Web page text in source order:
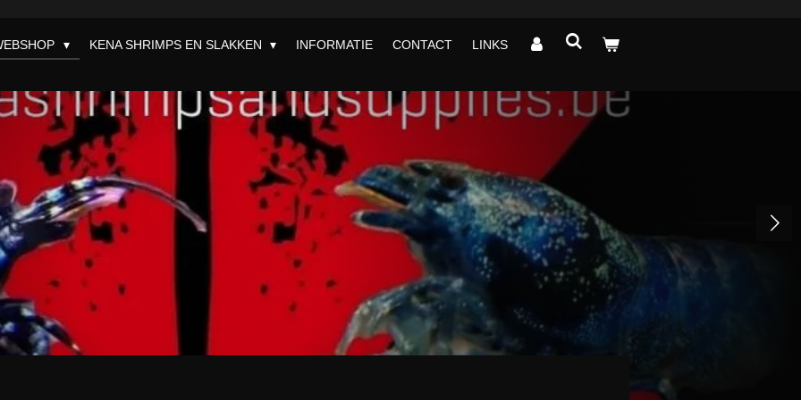
KENA SHRIMPS EN SLAKKEN INFORMATIE CONTACT LINKS